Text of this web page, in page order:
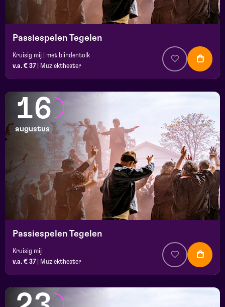
Passiespelen Tegelen
Kruisig mij | met blindentolk
v.a. € 37
Muziektheater
16
augustus
Passiespelen Tegelen
Kruisig mij
v.a. € 37
Muziektheater